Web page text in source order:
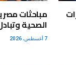
مباحثات
الصحية
7 أغسطس، 2026